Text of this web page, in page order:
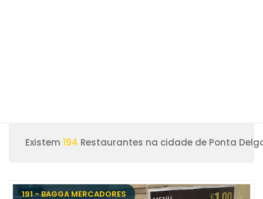
Existem 194 Restaurantes na cidade de Ponta
191 - BAGGA MERCADORES